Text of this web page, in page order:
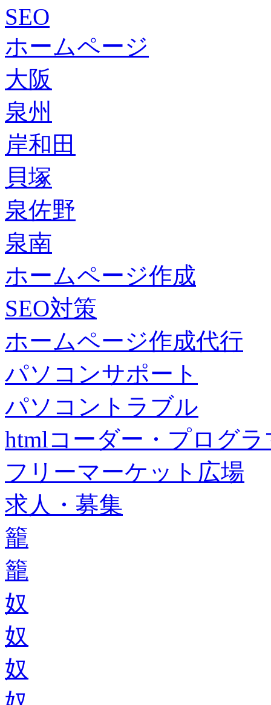
SEO
ホームページ
大阪
泉州
岸和田
貝塚
泉佐野
泉南
ホームページ作成
SEO対策
ホームページ作成代行
パソコンサポート
パソコントラブル
htmlコーダー・プログラ
フリーマーケット広場
求人・募集
籠
籠
奴
奴
奴